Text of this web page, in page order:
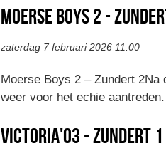
Moerse boys 2 -
zaterdag 7 februari 2026 11:00
Moerse Boys 2 – Zundert 2Na
weer voor het echie
Victoria'03 - Zundert 1